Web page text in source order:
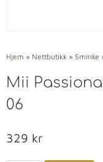
Hjem » Nettbutikk » Sminke
Mii
06
329 kr